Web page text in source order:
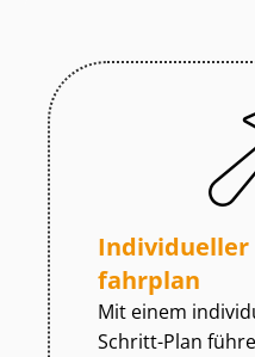
Individueller
fahr­plan
Mit einem
Schritt-Plan